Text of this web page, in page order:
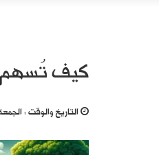
كيف تُسهم
التاريخ والوقت :الجمعة, 21